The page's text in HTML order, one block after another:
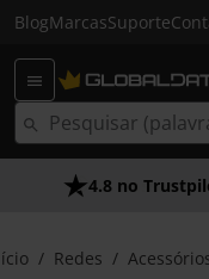
BlogMarcasSuporte
4.8 no
Redes